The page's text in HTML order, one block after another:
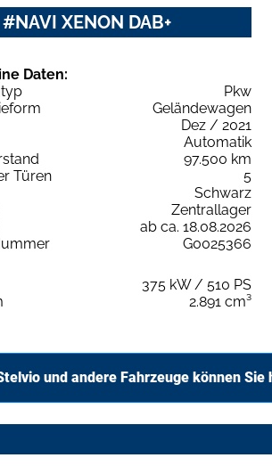
XENON DAB+
Daten:
Pkw
Geländewagen
Dez / 2021
Automatik
97.500 km
Türen
5
Schwarz
Zentrallager
ab ca. 18.08.2026
G0025366
375 kW / 510 PS
2.891 cm³
und andere Fahrzeuge können Sie